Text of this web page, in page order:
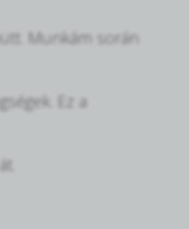
Munkám során
Ez a